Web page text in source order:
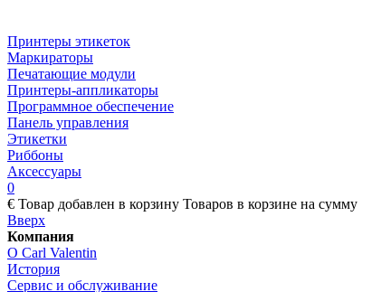
Принтеры этикеток
Маркираторы
Печатающие модули
Принтеры-аппликаторы
Программное обеспечение
Панель управления
Этикетки
Риббоны
Аксессуары
0
€ Товар добавлен в корзину Товаров в корзине на сумму
Вверх
Компания
О Carl Valentin
История
Сервис и обслуживание